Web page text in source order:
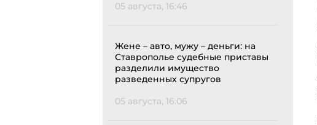
05 августа, 16:46
Жене – авто, мужу – деньги: на
Ставрополье судебные приставы
разделили имущество
разведенных супругов
05 августа, 16:06